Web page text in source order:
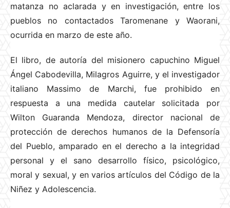
matanza no aclarada y en investigación, entre los
pueblos no contactados Taromenane y Waorani,
ocurrida en marzo de este año.
El libro, de autoría del misionero capuchino Miguel
Ángel Cabodevilla, Milagros Aguirre, y el investigador
italiano Massimo de Marchi, fue prohibido en
respuesta a una medida cautelar solicitada por
Wilton Guaranda Mendoza, director nacional de
protección de derechos humanos de la Defensoría
del Pueblo, amparado en el derecho a la integridad
personal y el sano desarrollo físico, psicológico,
moral y sexual, y en varios artículos del Código de la
Niñez y Adolescencia.